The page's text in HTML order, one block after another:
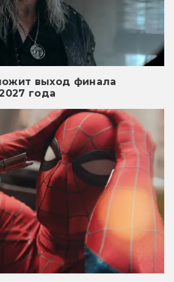
выход финала
года